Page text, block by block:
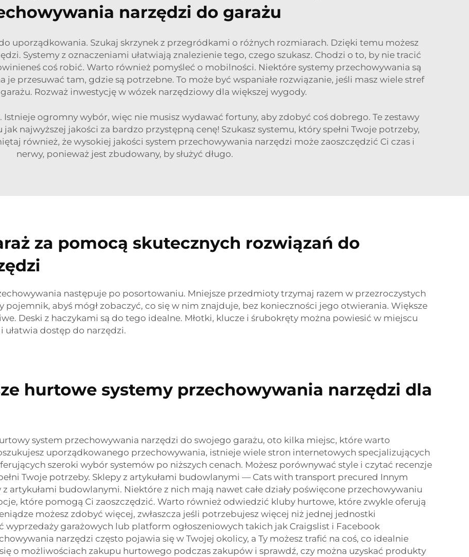
narzędzi do garażu
uporządkowania. Szukaj skrzynek z przegródkami o różnych rozmiarach. Dzięki temu możesz
Systemy z oznaczeniami ułatwiają znalezienie tego, czego szukasz. Chodzi o to, by nie tracić
coś robić. Warto również pomyśleć o mobilności. Niektóre systemy przechowywania są
je przesuwać tam, gdzie są potrzebne. To może być wspaniałe rozwiązanie, jeśli masz wiele stref
Rozważ inwestycję w wózek narzędziowy dla większej wygody.
ogromny wybór, więc nie musisz wydawać fortuny, aby zdobyć coś dobrego. Te zestawy
najwyższej jakości za bardzo przystępną cenę! Szukasz systemu, który spełni Twoje potrzeby,
również, że wysokiej jakości system przechowywania narzędzi może zaoszczędzić Ci czas i
nerwy, ponieważ jest zbudowany, by służyć długo.
za pomocą skutecznych rozwiązań do
następuje po posortowaniu. Mniejsze przedmioty trzymaj razem w przezroczystych
pojemnik, abyś mógł zobaczyć, co się w nim znajduje, bez konieczności jego otwierania. Większe
Deski z haczykami są do tego idealne. Młotki, klucze i śrubokręty można powiesić w miejscu
ułatwia dostęp do narzędzi.
hurtowe systemy przechowywania narzędzi dla
system przechowywania narzędzi do swojego garażu, oto kilka miejsc, które warto
uporządkowanego przechowywania, istnieje wiele stron internetowych specjalizujących
szeroki wybór systemów po niższych cenach. Możesz porównywać style i czytać recenzje
Twoje potrzeby. Sklepy z artykułami budowlanymi — Cats with transport precured Innym
artykułami budowlanymi. Niektóre z nich mają nawet całe działy poświęcone przechowywaniu
które pomogą Ci zaoszczędzić. Warto również odwiedzić kluby hurtowe, które zwykle oferują
możesz zdobyć więcej, zwłaszcza jeśli potrzebujesz więcej niż jednej jednostki
wyprzedaży garażowych lub platform ogłoszeniowych takich jak Craigslist i Facebook
narzędzi często pojawia się w Twojej okolicy, a Ty możesz trafić na coś, co idealnie
o możliwościach zakupu hurtowego podczas zakupów i sprawdź, czy można uzyskać produkty